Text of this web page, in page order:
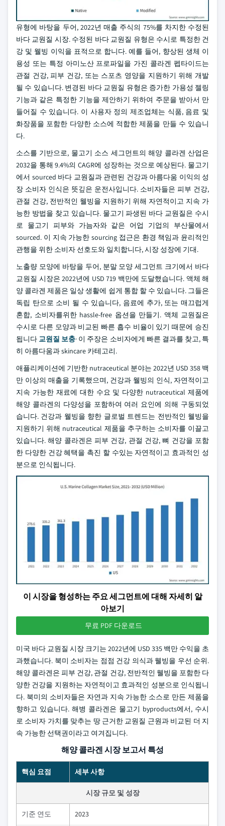
유형에 바탕을 두어, 2022년 매출 주식의 75%를 차지한 수정된
바다 교원질 시장. 수정된 바다 교원질 유형은 수시로 특정한 건
강 및 웰빙 이익을 표적으로 합니다. 예를 들어, 향상된 생체 이
용성 또는 특정 아미노산 프로파일을 가진 콜라겐 펩타이드는
관절 건강, 피부 건강, 또는 스포츠 영양을 지원하기 위해 개발
될 수 있습니다. 변경된 바다 교원질 유형은 증가한 가용성 젤링
기능과 같은 특정한 기능을 제안하기 위하여 주문을 받아서 만
들어질 수 있습니다. 이 사용자 정의 제조업체는 식품, 음료 및
화장품을 포함한 다양한 소스에 적합한 제품을 만들 수 있습니
다.
소스를 기반으로, 물고기 소스 세그먼트의 해양 콜라겐 산업은
2032을 통해 9.4%의 CAGR에 성장하는 것으로 예상된다. 물고기
에서 sourced 바다 교원질과 관련된 건강과 아름다움 이익의 성
장 소비자 인식은 뜻깊은 운전사입니다. 소비자들은 피부 건강,
관절 건강, 전반적인 웰빙을 지원하기 위해 자연적이고 지속 가
능한 방법을 찾고 있습니다. 물고기 파생된 바다 교원질은 수시
로 물고기 피부와 가늠자와 같은 어업 기업의 부산물에서
sourced. 이 지속 가능한 sourcing 접근은 환경 책임과 윤리적인
관행을 위한 소비자 선호도와 일치합니다, 시장 성장에 기대.
노출량 모양에 바탕을 두어, 분말 모양 세그먼트 크기에서 바다
교원질 시장은 2022년에 USD 719 백만에 도달했습니다. 액체 해
양 콜라겐 제품은 일상 생활에 쉽게 통합 할 수 있습니다. 그들은
독립 탄으로 소비 될 수 있습니다, 음료에 추가, 또는 매끄럽게
혼합, 소비자를위한 hassle-free 옵션을 만들기. 액체 교원질은
수시로 다른 모양과 비교된 빠른 흡수 비율이 있기 때문에 승진
됩니다 교원질 보충· 이 주장은 소비자에게 빠른 결과를 찾고, 특
히 아름다움과 skincare 카테고리.
애플리케이션에 기반한 nutraceutical 분야는 2022년 USD 358 백
만 이상의 매출을 기록했으며, 건강과 웰빙의 인식, 자연적이고
지속 가능한 재료에 대한 수요 및 다양한 nutraceutical 제품에
해양 콜라겐의 다양성을 포함하여 여러 요인에 의해 구동되었
습니다. 건강과 웰빙을 향한 글로벌 트렌드는 전반적인 웰빙을
지원하기 위해 nutraceutical 제품을 추구하는 소비자를 이끌고
있습니다. 해양 콜라겐은 피부 건강, 관절 건강, 뼈 건강을 포함
한 다양한 건강 혜택을 촉진 할 수있는 자연적이고 효과적인 성
분으로 인식됩니다.
이 시장을 형성하는 주요 세그먼트에 대해 자세히 알
아보기
무료 PDF 다운로드
미국 바다 교원질 시장 크기는 2022년에 USD 335 백만 수익을 초
과했습니다. 북미 소비자는 점점 건강 의식과 웰빙을 우선 순위.
해양 콜라겐은 피부 건강, 관절 건강, 전반적인 웰빙을 포함한 다
양한 건강을 지원하는 자연적이고 효과적인 성분으로 인식됩니
다. 북미의 소비자들은 자연과 지속 가능한 소스로 만든 제품을
향하고 있습니다. 해병 콜라겐은 물고기 byproducts에서, 수시
로 소비자 가치를 맞추는 땅 근거한 교원질 근원과 비교된 더 지
속 가능한 선택권이라고 여겨집니다.
해양 콜라겐 시장 보고서 특성
핵심 요점 세부 사항
시장 규모 및 성장
기준 연도 2023